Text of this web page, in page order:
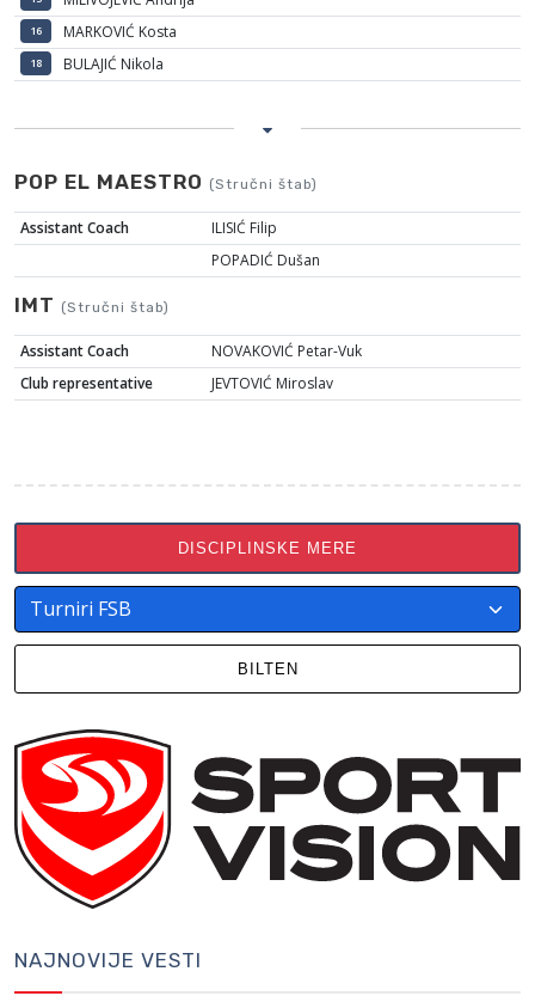
16 MARKOVIĆ Kosta
18 BULAJIĆ Nikola
POP EL MAESTRO (Stručni štab)
Assistant Coach
ILISIĆ Filip
POPADIĆ Dušan
IMT (Stručni štab)
Assistant Coach
NOVAKOVIĆ Petar-Vuk
Club representative
JEVTOVIĆ Miroslav
DISCIPLINSKE MERE
BILTEN
NAJNOVIJE VESTI